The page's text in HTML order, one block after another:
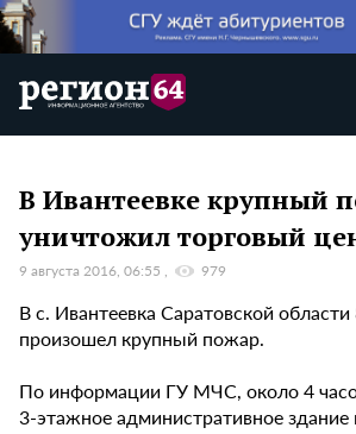
В Ивантеевке крупный
уничтожил торговый
9 августа 2016, 06:55 979
В с. Ивантеевка Саратовской области
произошел крупный пожар.
По информации ГУ МЧС, около 4
3-этажное административное здание